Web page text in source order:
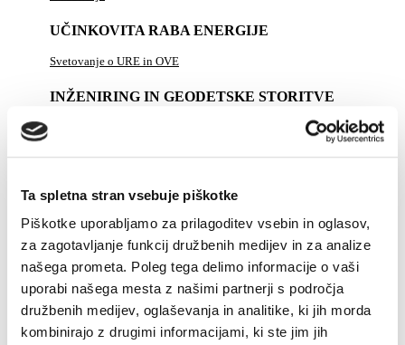
Ta spletna stran vsebuje piškotke
Piškotke uporabljamo za prilagoditev vsebin in oglasov,
za zagotavljanje funkcij družbenih medijev in za analize
našega prometa. Poleg tega delimo informacije o vaši
uporabi našega mesta z našimi partnerji s področja
družbenih medijev, oglaševanja in analitike, ki jih morda
kombinirajo z drugimi informacijami, ki ste jim jih
UČINKOVITA RABA ENERGIJE
Svetovanje o URE in OVE
INŽENIRING IN GEODETSKE STORITVE
Nadzor nad izvajanjem del
Geodetske storitve
Brezpilotni zrakoplovi
ENERGETIKA V DRUŽBI
PLINSKI KOTEL "NA KLJUČ"
DELA NA OMREŽJU